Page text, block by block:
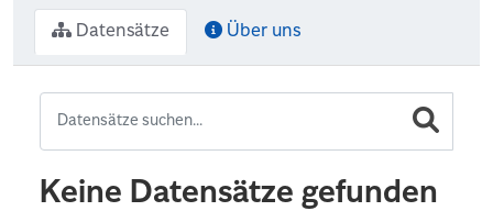
Datensätze Über uns
Keine Datensätze gefunden